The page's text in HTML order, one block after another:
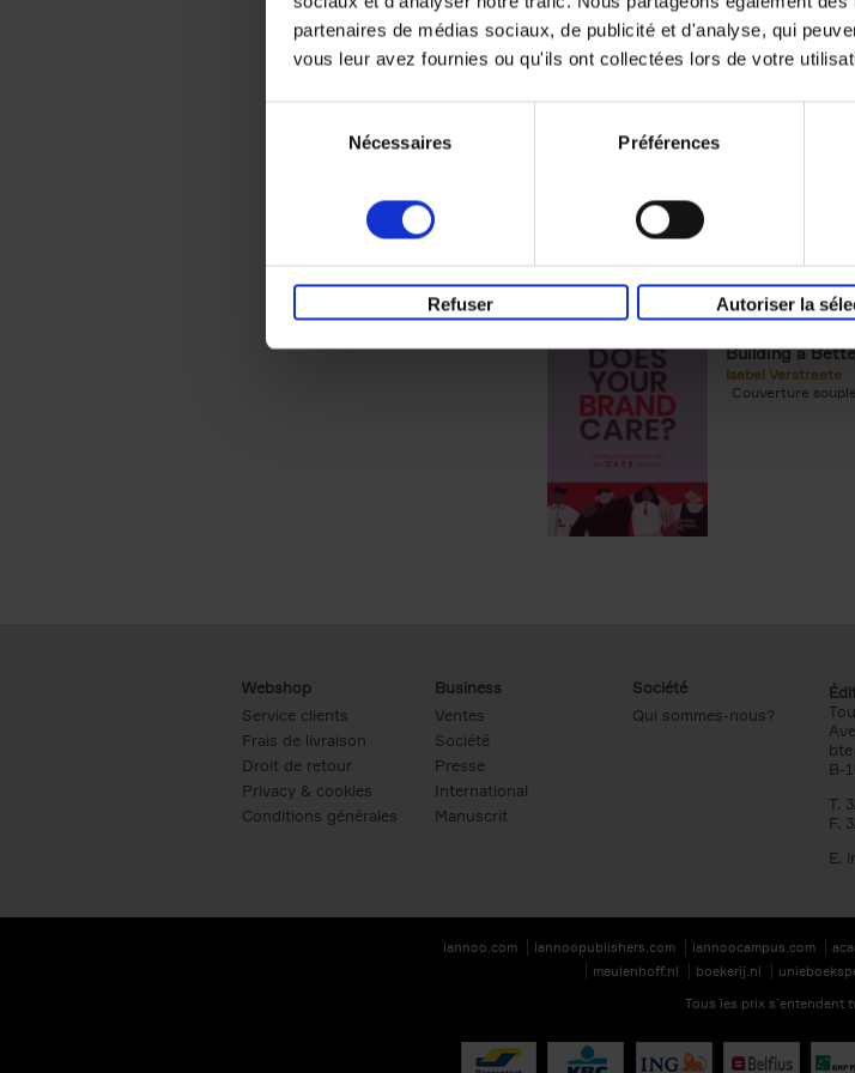
partenaires de médias sociaux, de publicité et d'analyse, qui
vous leur avez fournies ou qu'ils ont collectées lors de votre
Nécessaires Préférences
Refuser Autoriser la
Digital
Does Your
Building a
Isabel Verstraete
Couverture souple
Webshop
Service clients
Frais de livraison
Droit de retour
Privacy & cookies
Conditions générales
Business
Ventes
Société
Presse
International
Manuscrit
Société
Qui sommes-nous?
B-
T.
F.
E.
lannoo.com lannoopublishers.com lannoocampus.com
meulenhoff.nl
boekerij.nl
Tous les prix s’entendent